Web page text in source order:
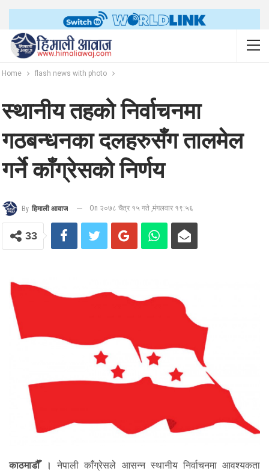
Home flash news with photo
स्थानीय तहको निर्वाचनमा
गठबन्धनका दलहरुसँग तालमेल
गर्ने काँग्रेसको निर्णय
By हिमाली आवाज On २०७८ चैत्र १५ गते ,मंगलवार १९:५६
33
काठमाडौँ ।
नेपाली काँग्रेसले आसन्न स्थानीय निर्वाचनमा आवश्यकता